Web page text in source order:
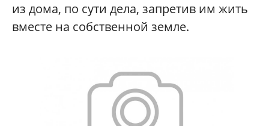
из дома, по сути дела, запретив им жить
вместе на собственной земле.